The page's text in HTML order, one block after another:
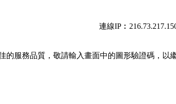
連線
的服務品質，敬請輸入畫面中的圖形驗證碼，以